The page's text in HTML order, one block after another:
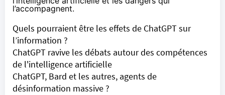
l’accompagnent.
Quels pourraient être les effets de ChatGPT sur
l’information ?
ChatGPT ravive les débats autour des compétences
de l'intelligence artificielle
ChatGPT, Bard et les autres, agents de
désinformation massive ?